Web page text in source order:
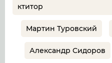
ктитор
Мартин Туровский
Александр Сидоров